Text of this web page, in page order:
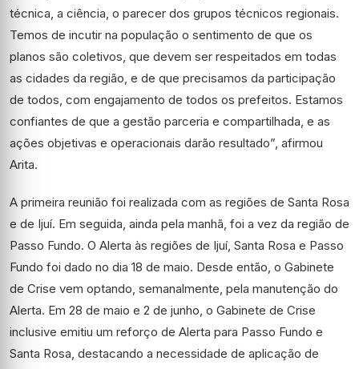
técnica, a ciência, o parecer dos grupos técnicos regionais.
Temos de incutir na população o sentimento de que os
planos são coletivos, que devem ser respeitados em todas
as cidades da região, e de que precisamos da participação
de todos, com engajamento de todos os prefeitos. Estamos
confiantes de que a gestão parceria e compartilhada, e as
ações objetivas e operacionais darão resultado”, afirmou
Arita.
A primeira reunião foi realizada com as regiões de Santa Rosa
e de Ijuí. Em seguida, ainda pela manhã, foi a vez da região de
Passo Fundo. O Alerta às regiões de Ijuí, Santa Rosa e Passo
Fundo foi dado no dia 18 de maio. Desde então, o Gabinete
de Crise vem optando, semanalmente, pela manutenção do
Alerta. Em 28 de maio e 2 de junho, o Gabinete de Crise
inclusive emitiu um reforço de Alerta para Passo Fundo e
Santa Rosa, destacando a necessidade de aplicação de